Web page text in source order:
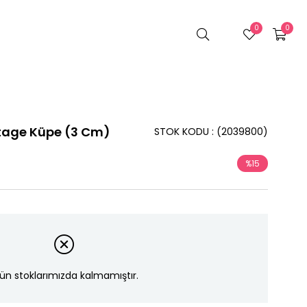
0
0
Küpe (3 Cm) (2039800)
STOK KODU
%15
stoklarımızda kalmamıştır.